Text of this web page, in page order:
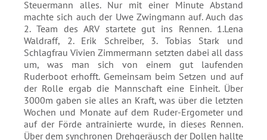
Steuermann alles. Nur mit einer Minute Abstand
machte sich auch der Uwe Zwingmann auf. Auch das
2. Team des ARV startete gut ins Rennen. 1.Lena
Waldraff, 2. Erik Schreiber, 3. Tobias Stark und
Schlagfrau Vivien Zimmermann setzten dabei all dass
um, was man sich von einem gut laufenden
Ruderboot erhofft. Gemeinsam beim Setzen und auf
der Rolle ergab die Mannschaft eine Einheit. Über
3000m gaben sie alles an Kraft, was über die letzten
Wochen und Monate auf dem Ruder-Ergometer und
auf der Förde antrainierte wurde, in dieses Rennen.
Über dem synchronen Drehgeräusch der Dollen hallte